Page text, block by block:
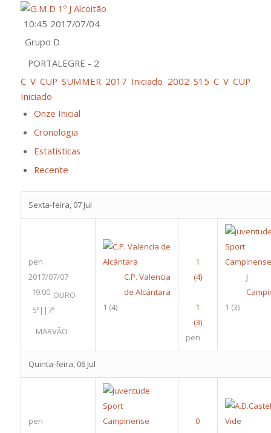
2017/07/04
10:45
Grupo D
PORTALEGRE - 2
C V CUP SUMMER 2017 Iniciado 2002 S15 C V CUP
Iniciado
Onze Inicial
Cronologia
Estatísticas
Recente
Sexta-feira, 07 Jul
pen
2017/07/07
19:00 OURO
5º||7º
MARVÃO
C.P. Valencia
de Alcántara
1 (4)
pen
J
1 (3)
Quinta-feira, 06 Jul
pen